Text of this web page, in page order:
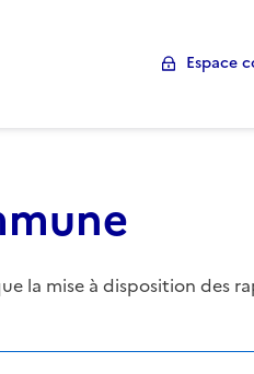
Espace
la mise à disposition des